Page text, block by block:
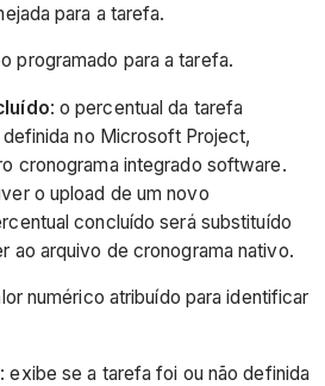
para a tarefa.
programado para a tarefa.
: o percentual da tarefa
no Microsoft Project,
cronograma integrado software.
o upload de um novo
concluído será substituído
ao arquivo de cronograma nativo.
numérico atribuído para identificar
: exibe se a tarefa foi ou não definida